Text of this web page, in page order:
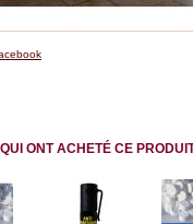
ONT ACHETÉ CE